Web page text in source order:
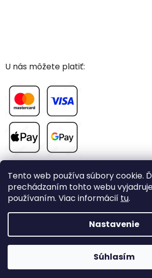
Tento web používa súbory cookie.
prechádzaním tohto webu
používaním. Viac informácií tu.
Nastavenie
Súhlasím
U nás môžete platiť:
Copyright 2026CHOVAME-
vyhradené.